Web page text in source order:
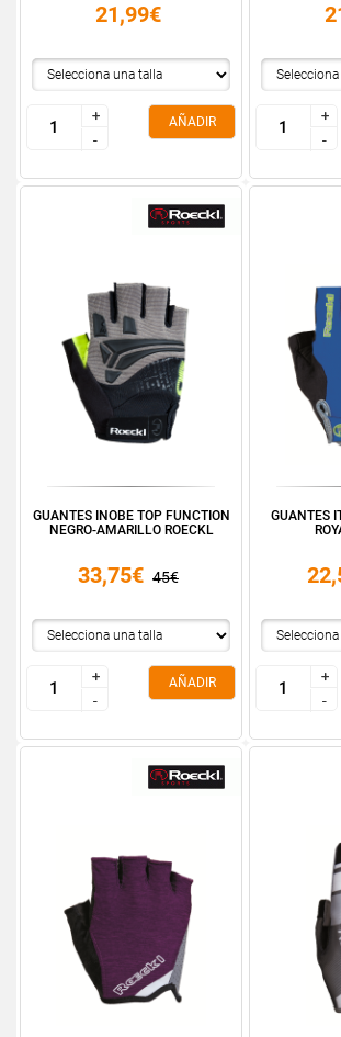
21,99€
+
-
+
-
AÑADIR
+
-
+
-
GUANTES INOBE TOP FUNCTION
NEGRO-AMARILLO ROECKL
33,75€ 45€
+
-
+
-
AÑADIR
GUANTES
+
-
+
-